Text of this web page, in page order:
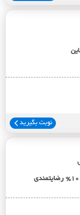
نوبت بگیرید
رضایتمندی